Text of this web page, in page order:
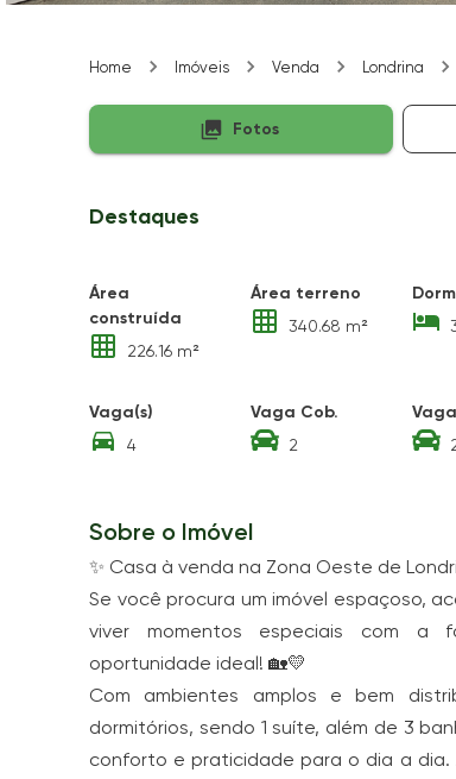
Home Imóveis Venda Londrina
Fotos
Destaques
Área
construída
226.16 m²
Área terreno
340.68 m²
Vaga(s)
4
Vaga Cob.
2
Sobre o Imóvel
✨ Casa à venda na Zona Oeste de
Se você procura um imóvel espaçoso,
viver momentos especiais com a
oportunidade ideal! 🏡💛
Com ambientes amplos e bem
dormitórios, sendo 1 suíte, além de 3
conforto e praticidade para o dia a